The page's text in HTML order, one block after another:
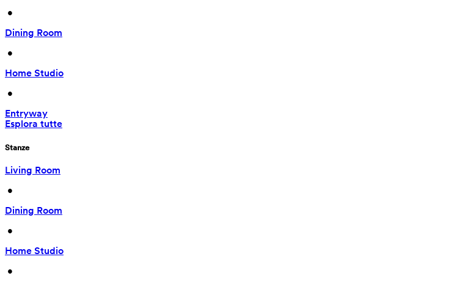
•
Dining Room
•
Home Studio
•
Entryway
Esplora tutte
Stanze
Living Room
•
Dining Room
•
Home Studio
•